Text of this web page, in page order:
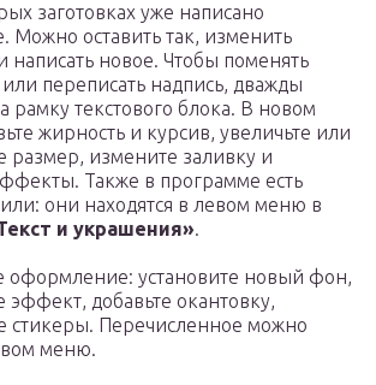
заготовках уже написано
Можно оставить так, изменить
новое. Чтобы поменять
переписать надпись, дважды
рамку текстового блока. В новом
жирность и курсив, увеличьте или
размер, измените заливку и
Также в программе есть
они находятся в левом меню в
и украшения».
оформление: установите новый фон,
эффект, добавьте окантовку,
стикеры. Перечисленное можно
меню.